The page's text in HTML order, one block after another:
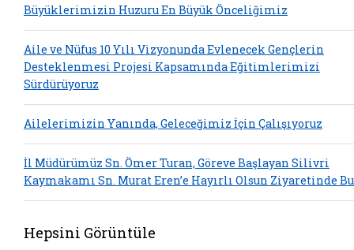
Büyüklerimizin Huzuru En Büyük Önceliğimiz
Aile ve Nüfus 10 Yılı Vizyonunda Evlenecek Gençlerin
Desteklenmesi Projesi Kapsamında Eğitimlerimizi
Sürdürüyoruz
Ailelerimizin Yanında, Geleceğimiz İçin Çalışıyoruz
İl Müdürümüz Sn. Ömer Turan, Göreve Başlayan Silivri
Kaymakamı Sn. Murat Eren’e Hayırlı Olsun Ziyaretinde
Hepsini Görüntüle